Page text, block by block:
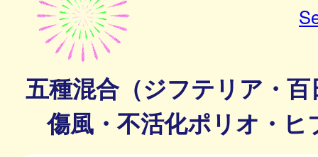
五種混合（ジフテリア・
傷風・不活化ポリオ・ヒ